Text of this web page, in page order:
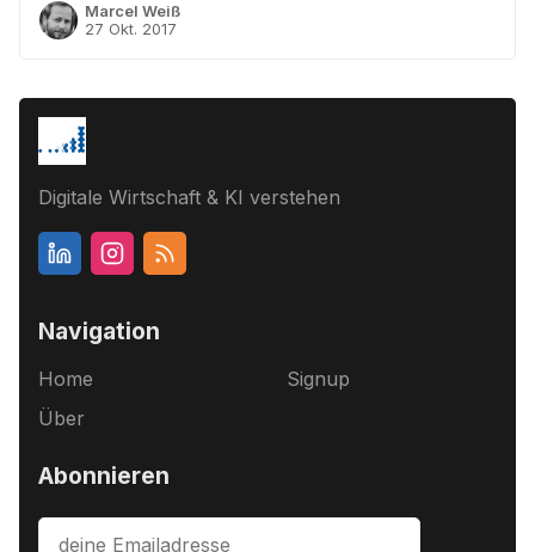
Marcel Weiß
27 Okt. 2017
Digitale Wirtschaft & KI verstehen
Navigation
Home
Über
Signup
Abonnieren